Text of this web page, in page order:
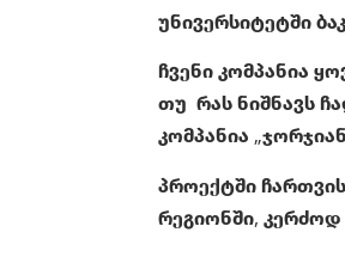
უნივერსიტეტში
ჩვენი კომპანია
თუ რას ნიშნავს
კომპანია
პროექტში
რეგიონში, კერძოდ